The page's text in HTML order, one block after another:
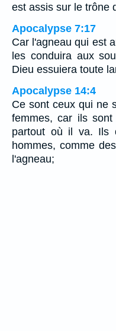
est assis sur le trône
Apocalypse 7:17
Car l'agneau qui est
les conduira aux
Dieu essuiera toute
Apocalypse 14:4
Ce sont ceux qui ne
femmes, car ils
partout où il va. Ils
hommes, comme
l'agneau;